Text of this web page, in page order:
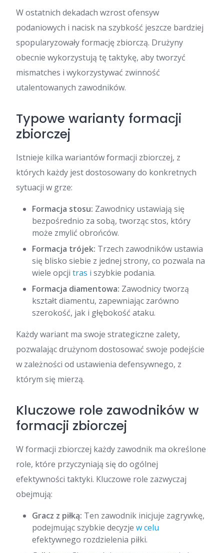
W ostatnich dekadach wzrost ofensyw
podaniowych i nacisk na szybkość jeszcze bardziej
spopularyzowały formację zbiorczą. Drużyny
obecnie wykorzystują tę taktykę, aby tworzyć
mismatches i wykorzystywać zwinność
utalentowanych zawodników.
Typowe warianty formacji
zbiorczej
Istnieje kilka wariantów formacji zbiorczej, z
których każdy jest dostosowany do konkretnych
sytuacji w grze:
Formacja stosu: Zawodnicy ustawiają się
bezpośrednio za sobą, tworząc stos, który
może zmylić obrońców.
Formacja trójek: Trzech zawodników ustawia
się blisko siebie z jednej strony, co pozwala na
wiele opcji tras i szybkie podania.
Formacja diamentowa: Zawodnicy tworzą
kształt diamentu, zapewniając zarówno
szerokość, jak i głębokość ataku.
Każdy wariant ma swoje strategiczne zalety,
pozwalając drużynom dostosować swoje podejście
w zależności od ustawienia defensywnego, z
którym się mierzą.
Kluczowe role zawodników w
formacji zbiorczej
W formacji zbiorczej każdy zawodnik ma określone
role, które przyczyniają się do ogólnej
efektywności taktyki. Kluczowe role zazwyczaj
obejmują:
Gracz z piłką: Ten zawodnik inicjuje zagrywkę,
podejmując szybkie decyzje w celu
efektywnego rozdzielenia piłki.